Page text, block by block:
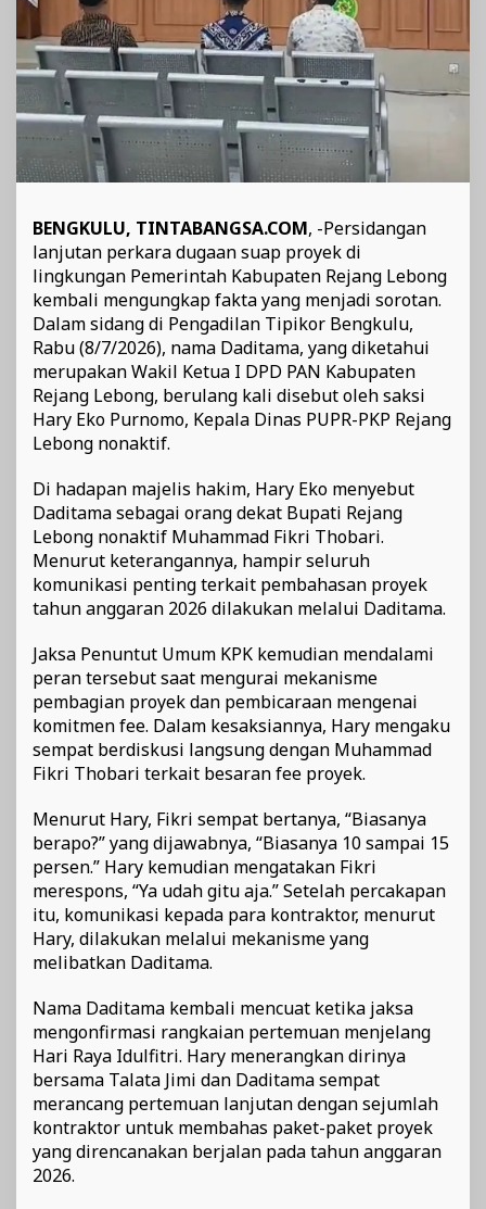
dan
Penentu
Komunikasi
Proyek
BENGKULU, TINTABANGSA.COM, -Persidangan
lanjutan perkara dugaan suap proyek di
lingkungan Pemerintah Kabupaten Rejang Lebong
kembali mengungkap fakta yang menjadi sorotan.
Dalam sidang di Pengadilan Tipikor Bengkulu,
Rabu (8/7/2026), nama Daditama, yang diketahui
merupakan Wakil Ketua I DPD PAN Kabupaten
Rejang Lebong, berulang kali disebut oleh saksi
Hary Eko Purnomo, Kepala Dinas PUPR-PKP Rejang
Lebong nonaktif.
Di hadapan majelis hakim, Hary Eko menyebut
Daditama sebagai orang dekat Bupati Rejang
Lebong nonaktif Muhammad Fikri Thobari.
Menurut keterangannya, hampir seluruh
komunikasi penting terkait pembahasan proyek
tahun anggaran 2026 dilakukan melalui Daditama.
Jaksa Penuntut Umum KPK kemudian mendalami
peran tersebut saat mengurai mekanisme
pembagian proyek dan pembicaraan mengenai
komitmen fee. Dalam kesaksiannya, Hary mengaku
sempat berdiskusi langsung dengan Muhammad
Fikri Thobari terkait besaran fee proyek.
Menurut Hary, Fikri sempat bertanya, “Biasanya
berapo?” yang dijawabnya, “Biasanya 10 sampai 15
persen.” Hary kemudian mengatakan Fikri
merespons, “Ya udah gitu aja.” Setelah percakapan
itu, komunikasi kepada para kontraktor, menurut
Hary, dilakukan melalui mekanisme yang
melibatkan Daditama.
Nama Daditama kembali mencuat ketika jaksa
mengonfirmasi rangkaian pertemuan menjelang
Hari Raya Idulfitri. Hary menerangkan dirinya
bersama Talata Jimi dan Daditama sempat
merancang pertemuan lanjutan dengan sejumlah
kontraktor untuk membahas paket-paket proyek
yang direncanakan berjalan pada tahun anggaran
2026.